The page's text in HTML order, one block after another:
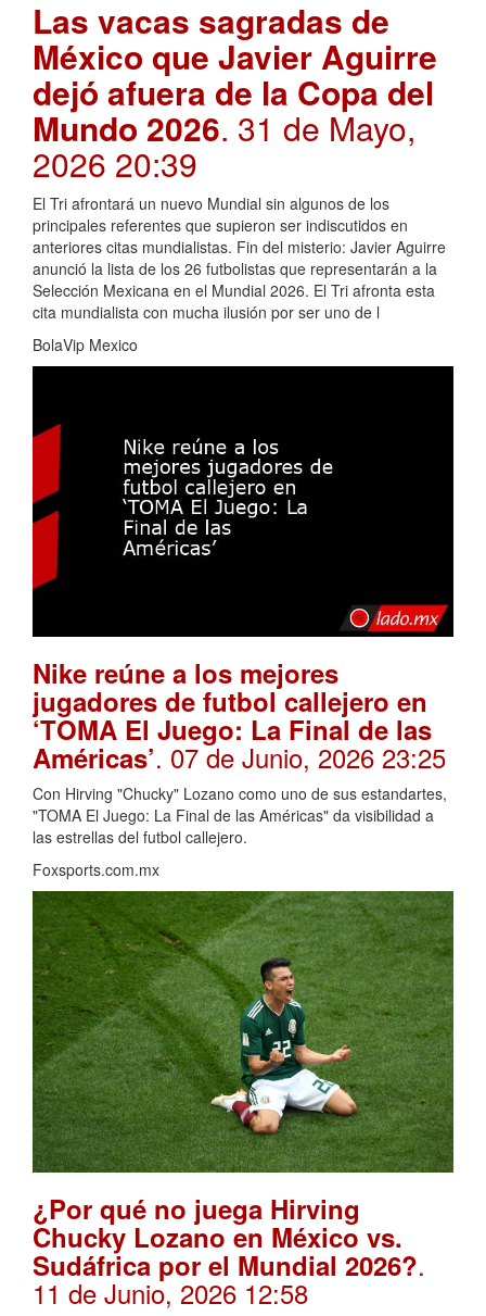
Las vacas sagradas de
México que Javier Aguirre
dejó afuera de la Copa del
Mundo 2026. 31 de Mayo,
2026 20:39
El Tri afrontará un nuevo Mundial sin algunos de los
principales referentes que supieron ser indiscutidos en
anteriores citas mundialistas. Fin del misterio: Javier Aguirre
anunció la lista de los 26 futbolistas que representarán a la
Selección Mexicana en el Mundial 2026. El Tri afronta esta
cita mundialista con mucha ilusión por ser uno de l
BolaVip Mexico
Nike reúne a los mejores
jugadores de futbol callejero en
‘TOMA El Juego: La Final de las
Américas’. 07 de Junio, 2026 23:25
Con Hirving "Chucky" Lozano como uno de sus estandartes,
"TOMA El Juego: La Final de las Américas" da visibilidad a
las estrellas del futbol callejero.
Foxsports.com.mx
¿Por qué no juega Hirving
Chucky Lozano en México vs.
Sudáfrica por el Mundial 2026?.
11 de Junio, 2026 12:58